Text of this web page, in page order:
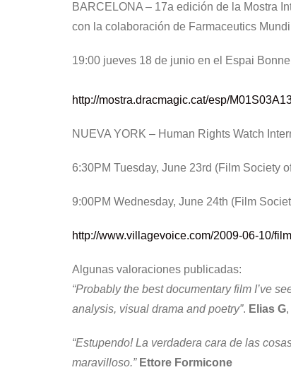
BARCELONA – 17a edición de la Mostra
con la colaboración de Farmaceutics Mundi
19:00 jueves 18 de junio en el Espai
http://mostra.dracmagic.cat/esp/
NUEVA YORK – Human Rights Watch
6:30PM Tuesday, June 23rd (Film Society
9:00PM Wednesday, June 24th (Film
http://www.villagevoice.com/2009-06-10/
Algunas valoraciones publicadas:
“Probably the best documentary film I’ve
analysis, visual drama and poetry”. Elias G
“Estupendo! La verdadera cara de las
maravilloso.” Ettore Formicone